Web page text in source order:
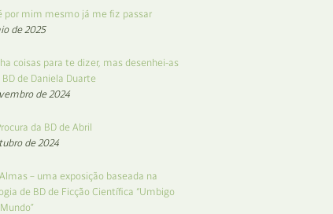
por mim mesmo já me fiz passar
de 2025
coisas para te dizer, mas desenhei-as
BD de Daniela Duarte
de 2024
da BD de Abril
de 2024
– uma exposição baseada na
de BD de Ficção Científica “Umbigo